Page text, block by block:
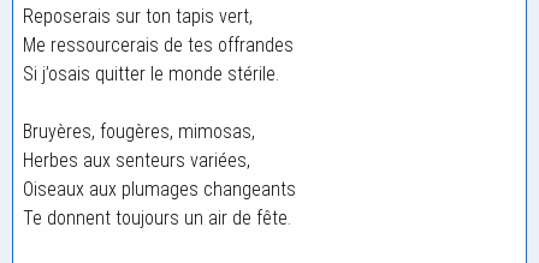
Reposerais sur ton tapis vert,
Me ressourcerais de tes offrandes
Si j’osais quitter le monde stérile.
Bruyères, fougères, mimosas,
Herbes aux senteurs variées,
Oiseaux aux plumages changeants
Te donnent toujours un air de fête.